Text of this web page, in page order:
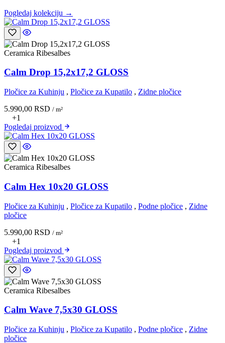
Pogledaj kolekciju →
Ceramica Ribesalbes
Calm Drop 15,2x17,2 GLOSS
Pločice za Kuhinju , Pločice za Kupatilo , Zidne pločice
5.990,00 RSD / m²
+1
Pogledaj proizvod
Ceramica Ribesalbes
Calm Hex 10x20 GLOSS
Pločice za Kuhinju , Pločice za Kupatilo , Podne pločice , Zidne
pločice
5.990,00 RSD / m²
+1
Pogledaj proizvod
Ceramica Ribesalbes
Calm Wave 7,5x30 GLOSS
Pločice za Kuhinju , Pločice za Kupatilo , Podne pločice , Zidne
pločice